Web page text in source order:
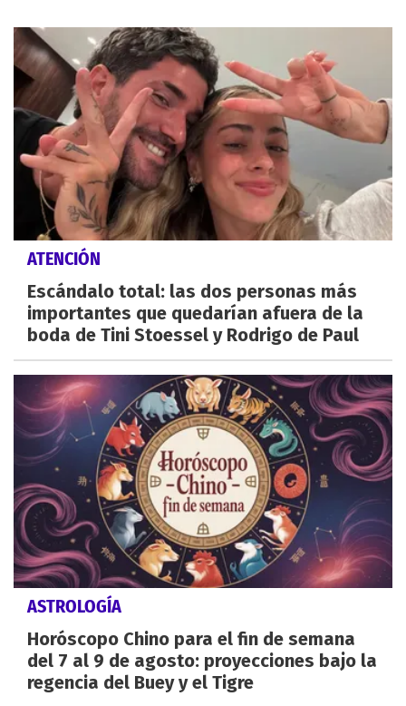
ATENCIÓN
Escándalo total: las dos personas más
importantes que quedarían afuera de la
boda de Tini Stoessel y Rodrigo de Paul
ASTROLOGÍA
Horóscopo Chino para el fin de semana
del 7 al 9 de agosto: proyecciones bajo la
regencia del Buey y el Tigre